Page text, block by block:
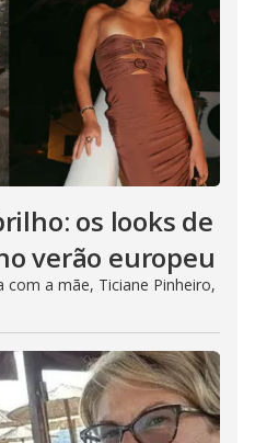
os looks de
verão europeu
com a mãe, Ticiane Pinheiro,